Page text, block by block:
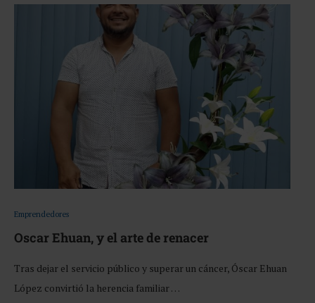
Emprendedores
Oscar Ehuan, y el arte de renacer
Tras dejar el servicio público y superar un cáncer, Óscar Ehuan
López convirtió la herencia familiar …